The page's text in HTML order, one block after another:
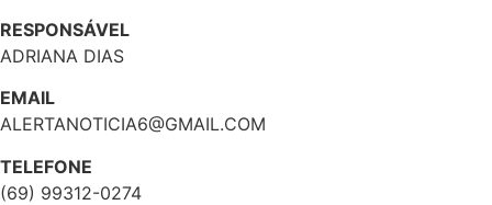
RESPONSÁVEL
ADRIANA DIAS
EMAIL
ALERTANOTICIA6@GMAIL.COM
TELEFONE
(69) 99312-0274